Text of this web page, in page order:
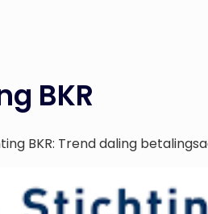
BKR
BKR: Trend daling